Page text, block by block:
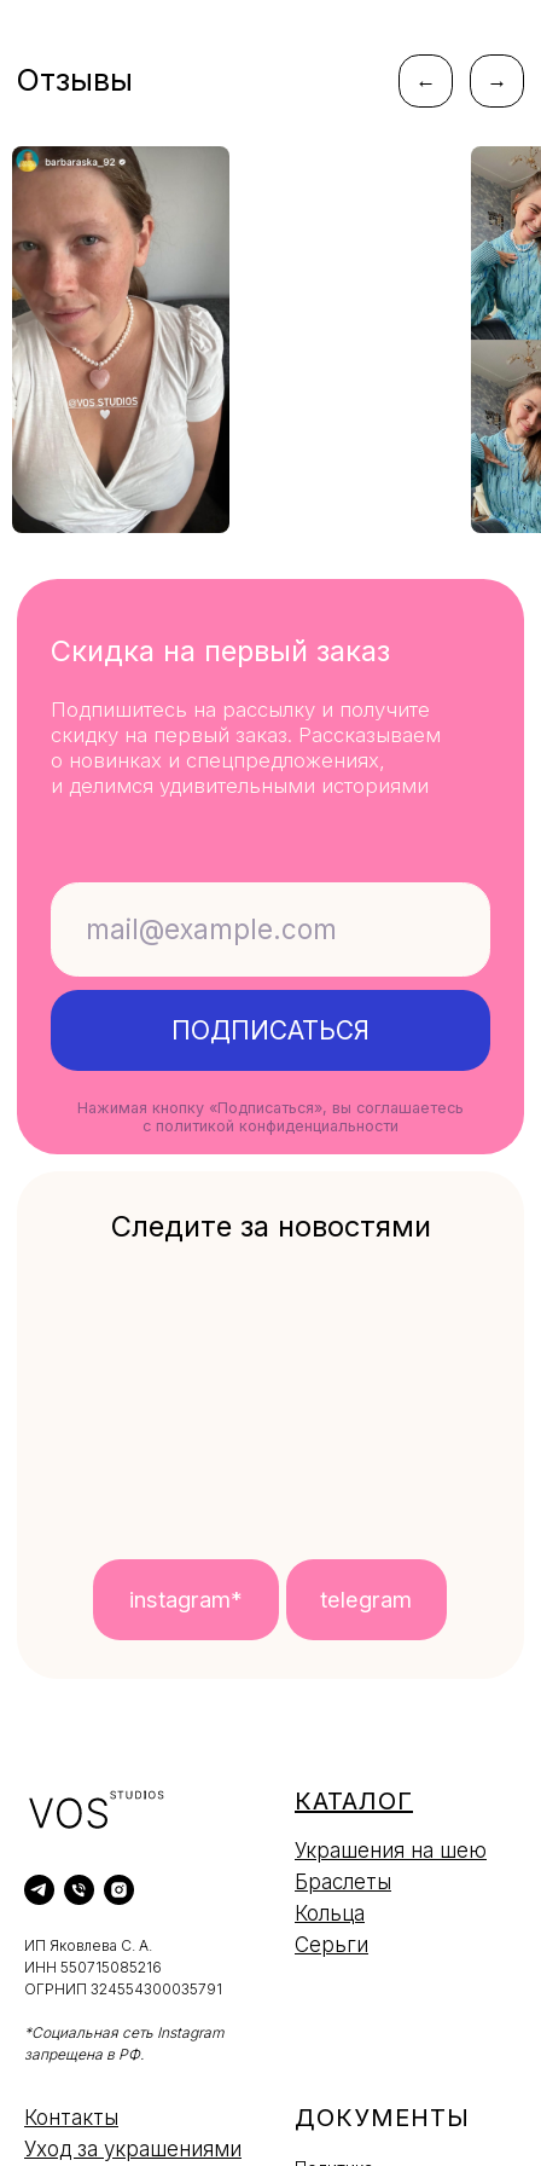
instagram*
ИП Яковлева С. А.
ИНН 550715085216
ОГРНИП 324554300035791
*Социальная сеть Instagram
запрещена в РФ.
КАТАЛОГ
Украшения на шею
Браслеты
Кольца
Серьги
Контакты
Уход за украшениями
ДОКУМЕНТЫ